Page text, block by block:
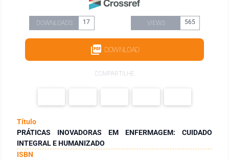
DOWNLOADS 17 VIEWS 565
DOWNLOAD
COMPARTILHE
Título
PRÁTICAS INOVADORAS EM ENFERMAGEM: CUIDADO
INTEGRAL E HUMANIZADO
ISBN